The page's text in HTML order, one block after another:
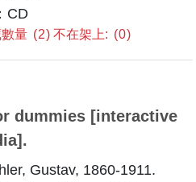
CD
量 2 不在架上: 0
dummies [interactive
Gustav, 1860-1911.